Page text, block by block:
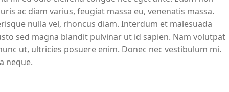
ac diam varius, feugiat massa eu, venenatis massa.
nulla vel, rhoncus diam. Interdum et malesuada
sed magna blandit pulvinar ut id sapien. Nam volutpat
ut, ultricies posuere enim. Donec nec vestibulum mi.
neque.